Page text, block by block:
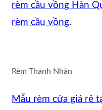
rèm cầu vồng Hàn
rèm cầu vồng.
Rèm Thanh Nhàn
Mẫu rèm cửa giá rẻ